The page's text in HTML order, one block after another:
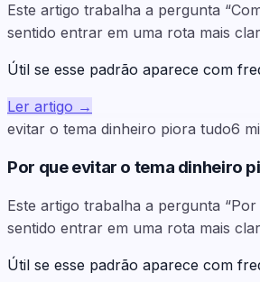
Este artigo trabalha a pergunta
sentido entrar em uma rota mais
Útil se esse padrão aparece com
Ler artigo →
evitar o tema dinheiro piora tudo6
Por que evitar o tema dinheiro
Este artigo trabalha a pergunta
sentido entrar em uma rota mais
Útil se esse padrão aparece com